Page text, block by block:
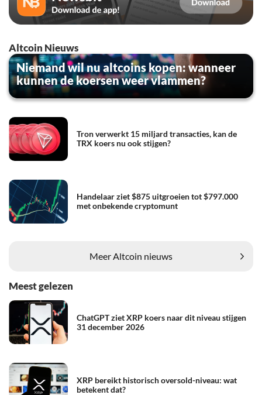
Altcoin Nieuws
Niemand wil nu altcoins kopen: wanneer
kunnen de koersen weer vlammen?
Tron verwerkt 15 miljard transacties, kan de
TRX koers nu ook stijgen?
Handelaar ziet $875 uitgroeien tot $797.000
met onbekende cryptomunt
Meer Altcoin nieuws
Meest gelezen
ChatGPT ziet XRP koers naar dit niveau stijgen
31 december 2026
XRP bereikt historisch oversold-niveau: wat
betekent dat?